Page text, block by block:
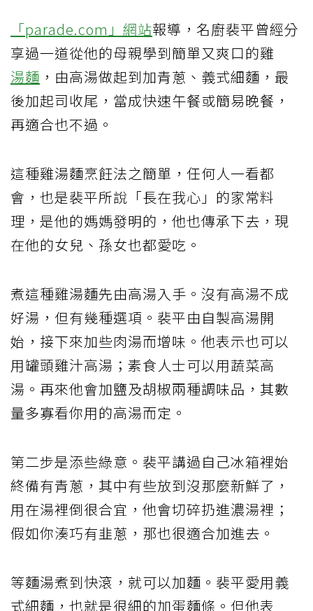
「parade.com」網站報導，名廚裴平曾經分
享過一道從他的母親學到簡單又爽口的雞
湯麵 ，由高湯做起到加青蔥、義式細麵，最
後加起司收尾，當成快速午餐或簡易晚餐，
再適合也不過。
這種雞湯麵烹飪法之簡單，任何人一看都
會，也是裴平所說「長在我心」的家常料
理，是他的媽媽發明的，他也傳承下去，現
在他的女兒、孫女也都愛吃。
煮這種雞湯麵先由高湯入手。沒有高湯不成
好湯，但有幾種選項。裴平由自製高湯開
始，接下來加些肉湯而增味。他表示也可以
用罐頭雞汁高湯；素食人士可以用蔬菜高
湯。再來他會加鹽及胡椒兩種調味品，其數
量多寡看你用的高湯而定。
第二步是添些綠意。裴平講過自己冰箱裡始
終備有青蔥，其中有些放到沒那麼新鮮了，
用在湯裡倒很合宜，他會切碎扔進濃湯裡；
假如你湊巧有韭蔥，那也很適合加進去。
等麵湯煮到快滾，就可以加麵。裴平愛用義
式細麵，也就是很細的加蛋麵條。但他表